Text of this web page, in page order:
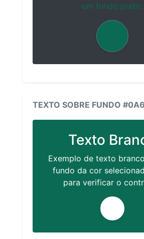
um fundo preto.
TEXTO SOBRE FUNDO
Texto
Exemplo de texto
fundo da cor
para verificar o